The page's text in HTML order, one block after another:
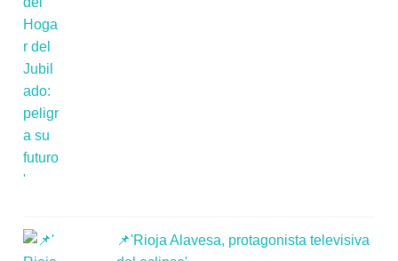
📌'Rioja Alavesa, protagonista televisiva